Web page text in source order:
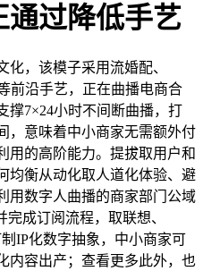
通过降低手艺
，该模子采用流婚配、
前沿手艺，正在曲播电商合
撑7×24小时不间断曲播，打
，意味着中小商家无需额外付
用的高阶能力。提拔取用户和
均衡从动化取人道化体验、避
用数字人曲播的商家部门公域
成订阅流程，取联想、
IP化数字抽象，中小商家可
内容出产；查看更多此外，也